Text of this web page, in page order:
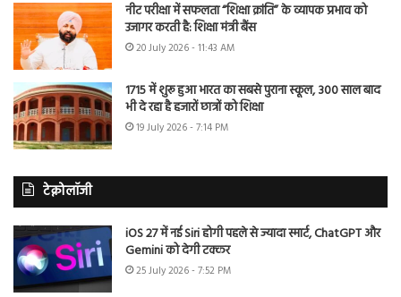
नीट परीक्षा में सफलता “शिक्षा क्रांति” के व्यापक प्रभाव को
उजागर करती है: शिक्षा मंत्री बैंस
20 July 2026 - 11:43 AM
1715 में शुरू हुआ भारत का सबसे पुराना स्कूल, 300 साल बाद
भी दे रहा है हजारों छात्रों को शिक्षा
19 July 2026 - 7:14 PM
टेक्नोलॉजी
iOS 27 में नई Siri होगी पहले से ज्यादा स्मार्ट, ChatGPT और
Gemini को देगी टक्कर
25 July 2026 - 7:52 PM